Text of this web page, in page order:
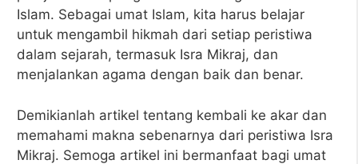
Islam. Sebagai umat Islam, kita harus belajar
untuk mengambil hikmah dari setiap peristiwa
dalam sejarah, termasuk Isra Mikraj, dan
menjalankan agama dengan baik dan benar.
Demikianlah artikel tentang kembali ke akar dan
memahami makna sebenarnya dari peristiwa Isra
Mikraj. Semoga artikel ini bermanfaat bagi umat